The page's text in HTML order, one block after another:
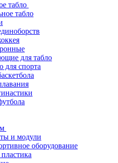
табло
табло
для табло
для спорта
и модули
оборудование